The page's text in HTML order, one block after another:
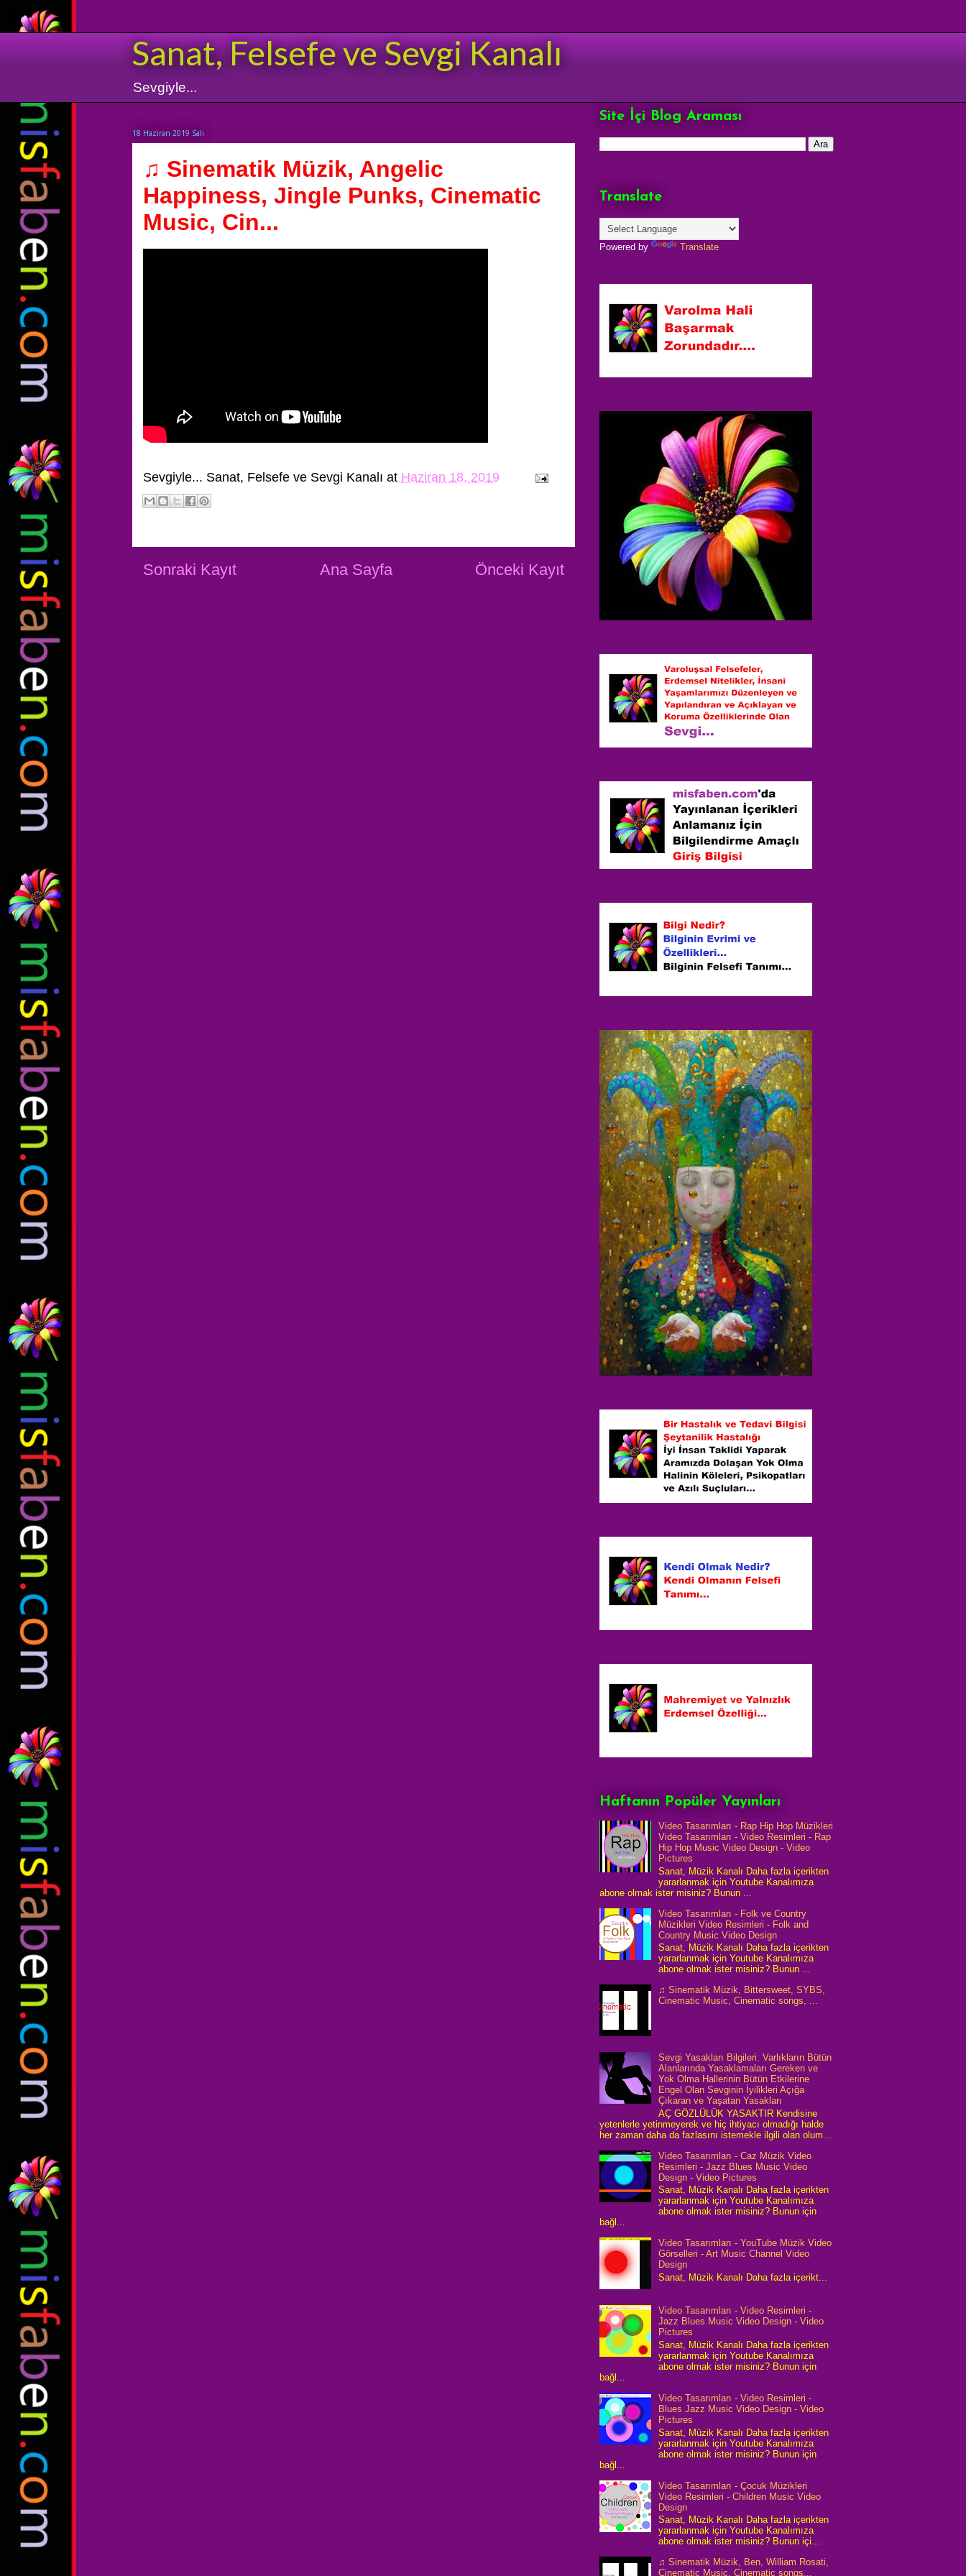
Sanat, Felsefe ve Sevgi Kanalı
Sevgiyle...
18 Haziran 2019 Salı
♫ Sinematik Müzik, Angelic
Happiness, Jingle Punks, Cinematic
Music, Cin...
Sevgiyle... Sanat, Felsefe ve Sevgi Kanalı at Haziran 18, 2019
Sonraki Kayıt Önceki Kayıt
Ana Sayfa
Site İçi Blog Araması
Translate
Powered by Translate
Haftanın Popüler Yayınları
Video Tasarımları - Rap Hip Hop Müzikleri
Video Tasarımları - Video Resimleri - Rap
Hip Hop Music Video Design - Video
Pictures
Sanat, Müzik Kanalı Daha fazla içerikten
yararlanmak için Youtube Kanalımıza
abone olmak ister misiniz? Bunun ...
Video Tasarımları - Folk ve Country
Müzikleri Video Resimleri - Folk and
Country Music Video Design
Sanat, Müzik Kanalı Daha fazla içerikten
yararlanmak için Youtube Kanalımıza
abone olmak ister misiniz? Bunun ...
♫ Sinematik Müzik, Bittersweet, SYBS,
Cinematic Music, Cinematic songs, ...
Sevgi Yasakları Bilgileri: Varlıkların Bütün
Alanlarında Yasaklamaları Gereken ve
Yok Olma Hallerinin Bütün Etkilerine
Engel Olan Sevginin İyilikleri Açığa
Çıkaran ve Yaşatan Yasakları
AÇ GÖZLÜLÜK YASAKTIR Kendisine
yetenlerle yetinmeyerek ve hiç ihtiyacı olmadığı halde
her zaman daha da fazlasını istemekle ilgili olan olum...
Video Tasarımları - Caz Müzik Video
Resimleri - Jazz Blues Music Video
Design - Video Pictures
Sanat, Müzik Kanalı Daha fazla içerikten
yararlanmak için Youtube Kanalımıza
abone olmak ister misiniz? Bunun için
bağl...
Video Tasarımları - YouTube Müzik Video
Görselleri - Art Music Channel Video
Design
Sanat, Müzik Kanalı Daha fazla içerikt...
Video Tasarımları - Video Resimleri -
Jazz Blues Music Video Design - Video
Pictures
Sanat, Müzik Kanalı Daha fazla içerikten
yararlanmak için Youtube Kanalımıza
abone olmak ister misiniz? Bunun için
bağl...
Video Tasarımları - Video Resimleri -
Blues Jazz Music Video Design - Video
Pictures
Sanat, Müzik Kanalı Daha fazla içerikten
yararlanmak için Youtube Kanalımıza
abone olmak ister misiniz? Bunun için
bağl...
Video Tasarımları - Çocuk Müzikleri
Video Resimleri - Children Music Video
Design
Sanat, Müzik Kanalı Daha fazla içerikten
yararlanmak için Youtube Kanalımıza
abone olmak ister misiniz? Bunun içi...
♫ Sinematik Müzik, Ben, William Rosati,
Cinematic Music, Cinematic songs...